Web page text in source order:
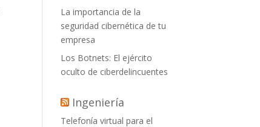
La importancia de la
seguridad cibernética de tu
empresa
Los Botnets: El ejército
oculto de ciberdelincuentes
Ingeniería
Telefonía virtual para el